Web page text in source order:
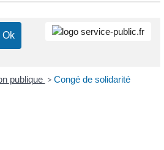
publique > Congé de solidarité